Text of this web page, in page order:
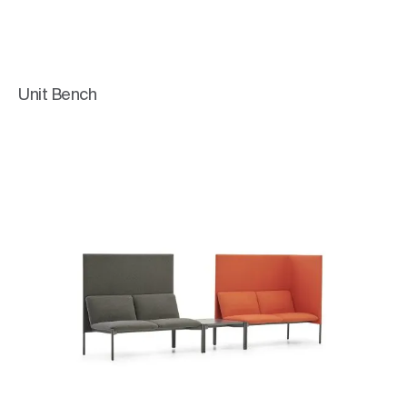
Unit Bench